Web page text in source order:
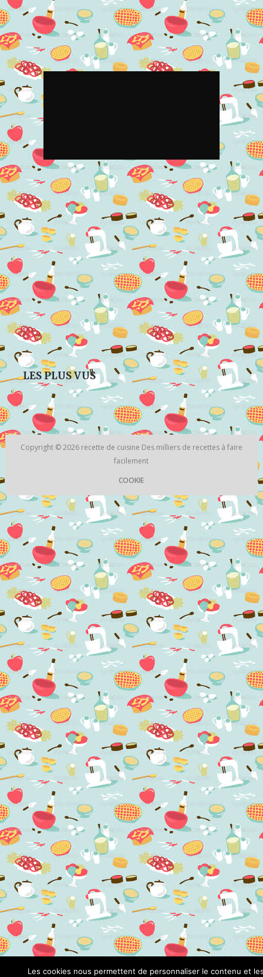
LES PLUS VUS
Copyright © 2026 recette de cuisine Des milliers de recettes à faire
facilement
COOKIE
Les cookies nous permettent de personnaliser le contenu et